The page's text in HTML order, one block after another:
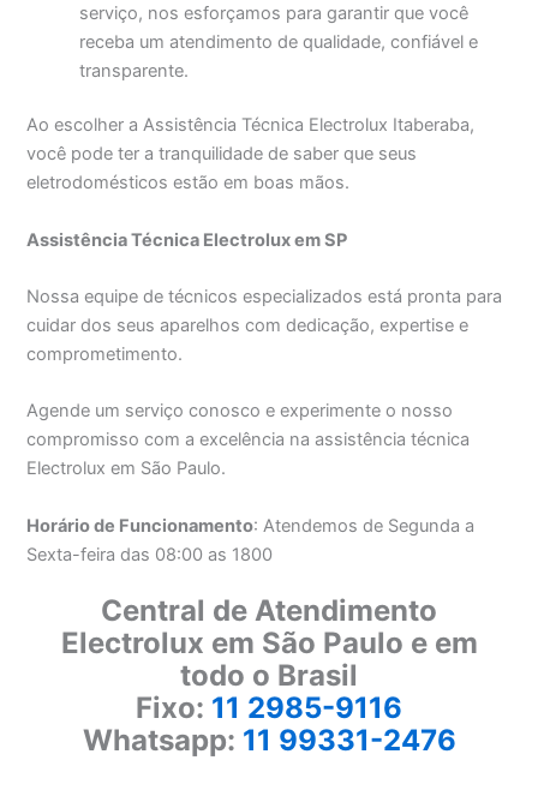
serviço, nos esforçamos para garantir que você
receba um atendimento de qualidade, confiável e
transparente.
Ao escolher a Assistência Técnica Electrolux Itaberaba,
você pode ter a tranquilidade de saber que seus
eletrodomésticos estão em boas mãos.
Assistência Técnica Electrolux em SP
Nossa equipe de técnicos especializados está pronta para
cuidar dos seus aparelhos com dedicação, expertise e
comprometimento.
Agende um serviço conosco e experimente o nosso
compromisso com a excelência na assistência técnica
Electrolux em São Paulo.
Horário de Funcionamento: Atendemos de Segunda a
Sexta-feira das 08:00 as 1800
Central de Atendimento
Electrolux em São Paulo e em
todo o Brasil
Fixo: 11 2985-9116
Whatsapp: 11 99331-2476